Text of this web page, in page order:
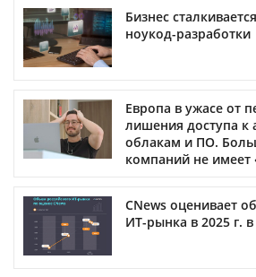
Бизнес
ноукод-разработки
Европа в ужасе от
лишения доступа к
облакам и ПО.
компаний не имеет
CNews оценивает
ИТ-рынка в 2025 г.